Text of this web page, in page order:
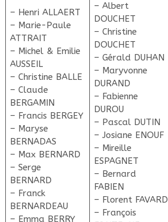
– Henri ALLAERT
– Marie-Paule
ATTRAIT
– Michel & Emilie
AUSSEIL
– Christine BALLE
– Claude
BERGAMIN
– Francis BERGEY
– Maryse
BERNADAS
– Max BERNARD
– Serge
BERNARD
– Franck
BERNARDEAU
– Emma BERRY
– Albert
DOUCHET
– Christine
DOUCHET
– Gérald DUHAN
– Maryvonne
DURAND
– Fabienne
DUROU
– Pascal DUTIN
– Josiane ENOUF
– Mireille
ESPAGNET
– Bernard
FABIEN
– Florent FAVARD
– François